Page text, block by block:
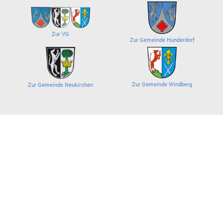
Zur VG
Zur Gemeinde Hunderdorf
Zur Gemeinde Neukirchen Zur Gemeinde Windberg